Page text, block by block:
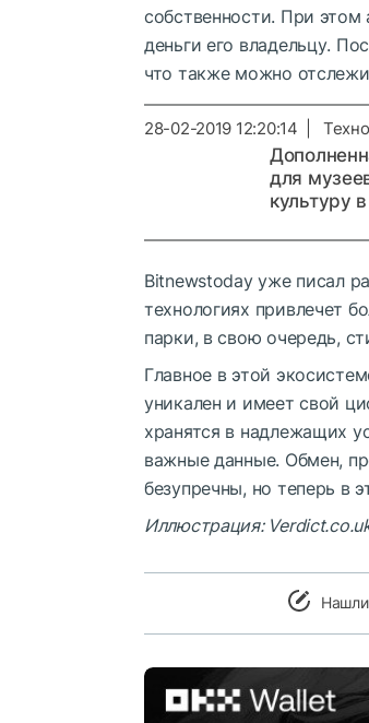
собственности. При этом
деньги его владельцу.
что также можно
28-02-2019 12:20:14 |
для
культуру
Bitnewstoday уже писал
технологиях привлечет
парки, в свою очередь,
Главное в этой
уникален и имеет свой
хранятся в надлежащих
важные данные. Обмен,
безупречны, но теперь в
Иллюстрация:
Нашли